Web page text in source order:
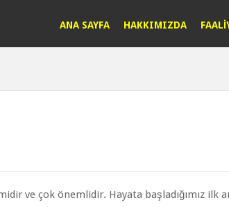
ANA SAYFA HAKKIMIZDA
ve çok önemlidir. Hayata başladığımız ilk